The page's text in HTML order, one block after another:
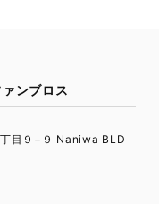
ンブロス
目９−９ Naniwa BLD